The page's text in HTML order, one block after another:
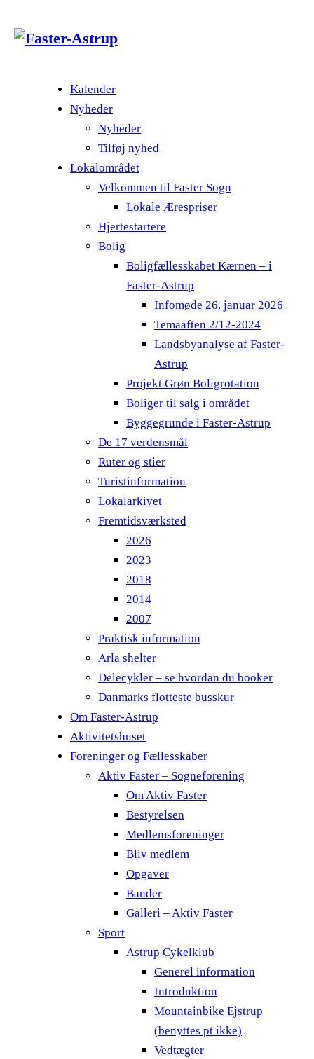
Kalender
Nyheder
Nyheder
Tilføj nyhed
Lokalområdet
Velkommen til Faster Sogn
Lokale Ærespriser
Hjertestartere
Bolig
Boligfællesskabet Kærnen – i
Faster-Astrup
Infomøde 26. januar 2026
Temaaften 2/12-2024
Landsbyanalyse af Faster-
Astrup
Projekt Grøn Boligrotation
Boliger til salg i området
Byggegrunde i Faster-Astrup
De 17 verdensmål
Ruter og stier
Turistinformation
Lokalarkivet
Fremtidsværksted
2026
2023
2018
2014
2007
Praktisk information
Arla shelter
Delecykler – se hvordan du booker
Danmarks flotteste busskur
Om Faster-Astrup
Aktivitetshuset
Foreninger og Fællesskaber
Aktiv Faster – Sogneforening
Om Aktiv Faster
Bestyrelsen
Medlemsforeninger
Bliv medlem
Opgaver
Bander
Galleri – Aktiv Faster
Sport
Astrup Cykelklub
Generel information
Introduktion
Mountainbike Ejstrup
(benyttes pt ikke)
Vedtægter